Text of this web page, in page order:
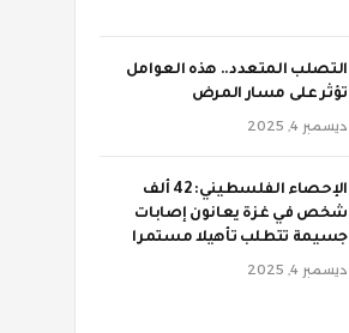
‫التصلب المتعدد.. هذه العوامل
تؤثر على مسار المرض
ديسمبر 4, 2025
الإحصاء الفلسطيني: 42 ألف
شخص في غزة يعانون إصابات
جسيمة تتطلب تأهيلا مستمرا
ديسمبر 4, 2025